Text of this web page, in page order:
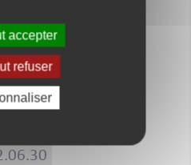
accepter
refuser